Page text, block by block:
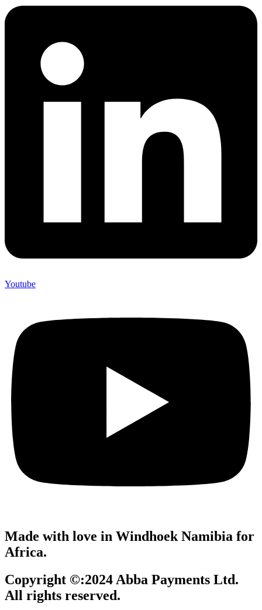
Youtube
Made with love in Windhoek Namibia for
Africa.
Copyright ©:2024 Abba Payments Ltd.
All rights reserved.